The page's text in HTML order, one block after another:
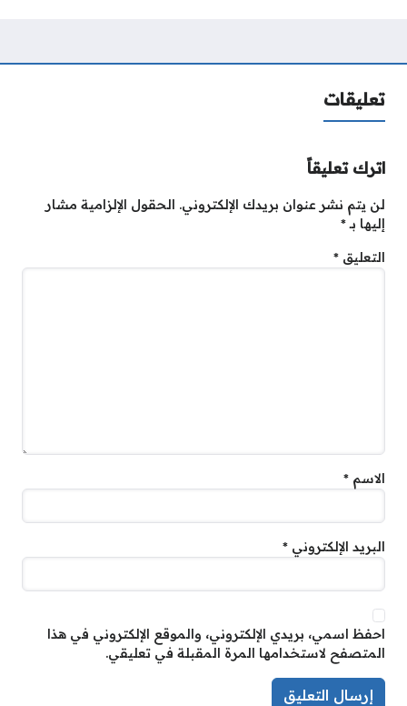
تعليقات
اترك تعليقاً
لن يتم نشر عنوان بريدك الإلكتروني. الحقول الإلزامية مشار
إليها بـ*
التعليق *
الاسم *
البريد الإلكتروني *
احفظ اسمي، بريدي الإلكتروني، والموقع الإلكتروني في هذا
المتصفح لاستخدامها المرة المقبلة في تعليقي.